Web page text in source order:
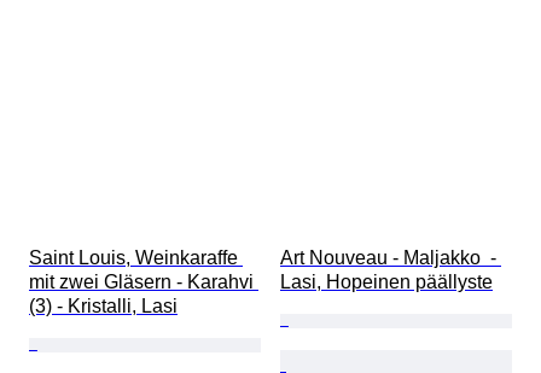
Saint Louis, Weinkaraffe
mit zwei Gläsern - Karahvi
(3) - Kristalli, Lasi
Art Nouveau - Maljakko  -
Lasi, Hopeinen päällyste